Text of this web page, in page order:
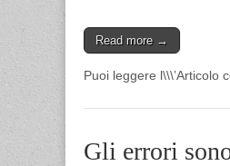
Read more →
Puoi leggere l\\\’Articolo
Gli errori